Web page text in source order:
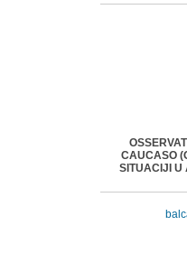
CAUCASO
SITUACIJI U